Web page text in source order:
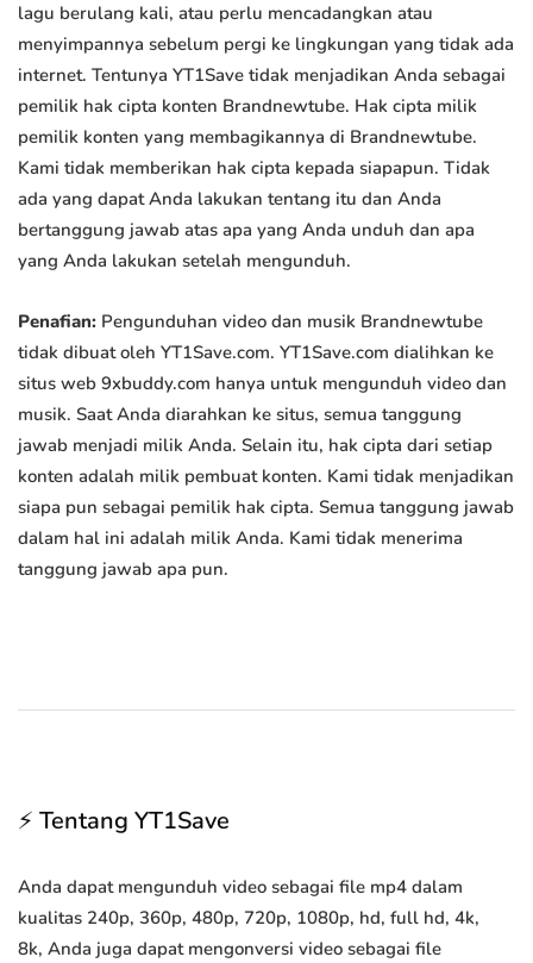
lagu berulang kali, atau perlu mencadangkan atau
menyimpannya sebelum pergi ke lingkungan yang tidak ada
internet. Tentunya YT1Save tidak menjadikan Anda sebagai
pemilik hak cipta konten Brandnewtube. Hak cipta milik
pemilik konten yang membagikannya di Brandnewtube.
Kami tidak memberikan hak cipta kepada siapapun. Tidak
ada yang dapat Anda lakukan tentang itu dan Anda
bertanggung jawab atas apa yang Anda unduh dan apa
yang Anda lakukan setelah mengunduh.
Penafian: Pengunduhan video dan musik Brandnewtube
tidak dibuat oleh YT1Save.com. YT1Save.com dialihkan ke
situs web 9xbuddy.com hanya untuk mengunduh video dan
musik. Saat Anda diarahkan ke situs, semua tanggung
jawab menjadi milik Anda. Selain itu, hak cipta dari setiap
konten adalah milik pembuat konten. Kami tidak menjadikan
siapa pun sebagai pemilik hak cipta. Semua tanggung jawab
dalam hal ini adalah milik Anda. Kami tidak menerima
tanggung jawab apa pun.
⚡ Tentang YT1Save
Anda dapat mengunduh video sebagai file mp4 dalam
kualitas 240p, 360p, 480p, 720p, 1080p, hd, full hd, 4k,
8k, Anda juga dapat mengonversi video sebagai file